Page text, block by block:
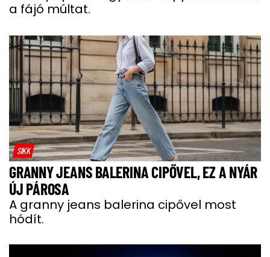
a fájó múltat.
SIKK
GRANNY JEANS BALERINA CIPŐVEL, EZ A NYÁR
ÚJ PÁROSA
A granny jeans balerina cipővel most
hódít.